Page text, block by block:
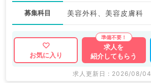
募集科目 美容外科、美容皮膚科
お気に入り
求人を
紹介してもらう
求人更新日 : 2026/08/04